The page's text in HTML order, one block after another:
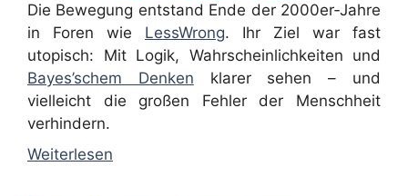
Die Bewegung entstand Ende der 2000er‑Jahre
in Foren wie LessWrong. Ihr Ziel war fast
utopisch: Mit Logik, Wahrscheinlichkeiten und
Bayes’schem Denken klarer sehen – und
vielleicht die großen Fehler der Menschheit
verhindern.
Weiterlesen